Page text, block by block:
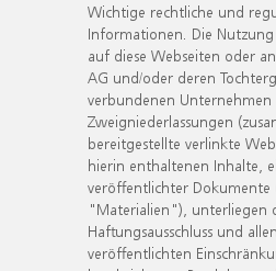
Wichtige rechtliche und
Informationen. Die
auf diese Webseiten oder
AG und/oder deren
verbundenen
Zweigniederlassungen
bereitgestellte verlinkte
hierin enthaltenen Inhalte,
veröffentlichter Dokumente
"Materialien"), unterliegen
Haftungsausschluss und
veröffentlichten